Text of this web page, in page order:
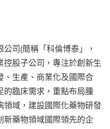
司(簡稱「科倫博泰」，
控股子公司，專注於創新生
、生產、商業化及國際合
的臨床需求，重點布局腫
領域，建設國際化藥物研發
新藥物領域國際領先的企